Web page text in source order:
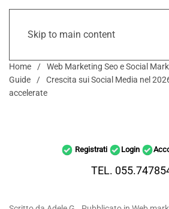
Skip to main content
Home
Web Marketing Seo e Social
Guide
Crescita sui Social Media nel
accelerate
Registrati Login
TEL.